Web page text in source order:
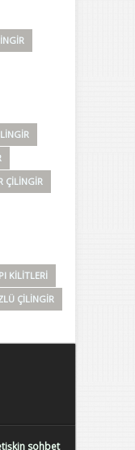
ÇILINGIR
KILITLERI
ÇILINGIR
sohbet